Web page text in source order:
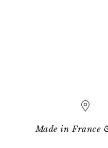
Made in France